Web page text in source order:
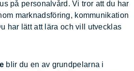
på personalvård. Vi tror att du har
marknadsföring, kommunikation
har lätt att lära och vill utvecklas
blir du en av grundpelarna i